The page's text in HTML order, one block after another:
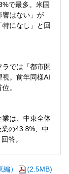
で最多。米国
響はない」が
になし」と回
では「都市開
。前年同様AI
。
業は、中東全体
の43.8%、中
答。
） (2.5MB)